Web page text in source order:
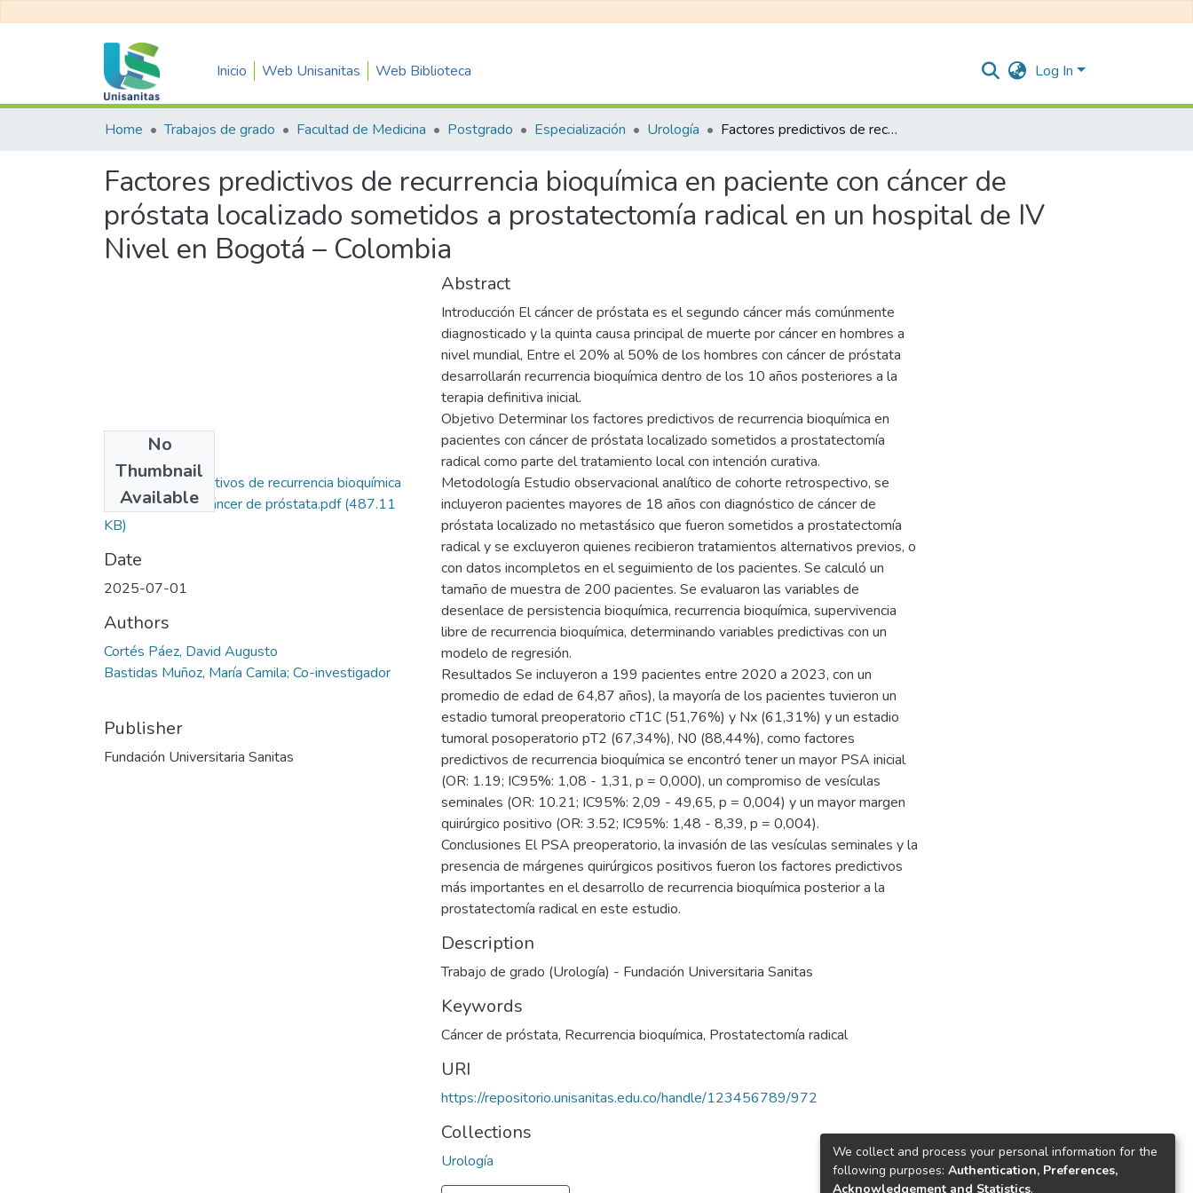
Inicio Web Unisanitas Web Biblioteca Log In
Home Trabajos de grado Facultad de Medicina Postgrado Especialización Urología Factores predictivos de recurrencia bioquímica en paciente con cáncer de próstata localizado sometidos a prostatectomía radical en un hospital de IV Nivel en Bogotá – Colombia
Factores predictivos de recurrencia bioquímica en paciente con cáncer de
próstata localizado sometidos a prostatectomía radical en un hospital de IV
Nivel en Bogotá – Colombia
No
Thumbnail
Available
Factores predictivos de recurrencia bioquímica
en paciente con cáncer de próstata.pdf(487.11
KB)
Date
2025-07-01
Authors
Cortés Páez, David Augusto
Bastidas Muñoz, María Camila; Co-investigador
Publisher
Fundación Universitaria Sanitas
Abstract
Introducción El cáncer de próstata es el segundo cáncer más comúnmente
diagnosticado y la quinta causa principal de muerte por cáncer en hombres a
nivel mundial, Entre el 20% al 50% de los hombres con cáncer de próstata
desarrollarán recurrencia bioquímica dentro de los 10 años posteriores a la
terapia definitiva inicial.
Objetivo Determinar los factores predictivos de recurrencia bioquímica en
pacientes con cáncer de próstata localizado sometidos a prostatectomía
radical como parte del tratamiento local con intención curativa.
Metodología Estudio observacional analítico de cohorte retrospectivo, se
incluyeron pacientes mayores de 18 años con diagnóstico de cáncer de
próstata localizado no metastásico que fueron sometidos a prostatectomía
radical y se excluyeron quienes recibieron tratamientos alternativos previos, o
con datos incompletos en el seguimiento de los pacientes. Se calculó un
tamaño de muestra de 200 pacientes. Se evaluaron las variables de
desenlace de persistencia bioquímica, recurrencia bioquímica, supervivencia
libre de recurrencia bioquímica, determinando variables predictivas con un
modelo de regresión.
Resultados Se incluyeron a 199 pacientes entre 2020 a 2023, con un
promedio de edad de 64,87 años), la mayoría de los pacientes tuvieron un
estadio tumoral preoperatorio cT1C (51,76%) y Nx (61,31%) y un estadio
tumoral posoperatorio pT2 (67,34%), N0 (88,44%), como factores
predictivos de recurrencia bioquímica se encontró tener un mayor PSA inicial
(OR: 1.19; IC95%: 1,08 - 1,31, p = 0,000), un compromiso de vesículas
seminales (OR: 10.21; IC95%: 2,09 - 49,65, p = 0,004) y un mayor margen
quirúrgico positivo (OR: 3.52; IC95%: 1,48 - 8,39, p = 0,004).
Conclusiones El PSA preoperatorio, la invasión de las vesículas seminales y la
presencia de márgenes quirúrgicos positivos fueron los factores predictivos
más importantes en el desarrollo de recurrencia bioquímica posterior a la
prostatectomía radical en este estudio.
Description
Trabajo de grado (Urología) - Fundación Universitaria Sanitas
Keywords
Cáncer de próstata, Recurrencia bioquímica, Prostatectomía radical
URI
https://repositorio.unisanitas.edu.co/handle/123456789/972
Collections
Urología
We collect and process your personal information for the
following purposes: Authentication, Preferences,
Acknowledgement and Statistics.